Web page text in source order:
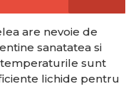
are nevoie de
sanatatea si
temperaturile sunt
lichide pentru